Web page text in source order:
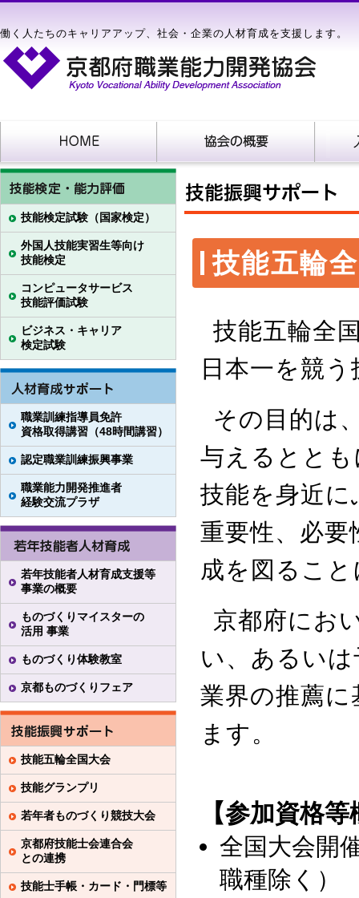
働く人たちのキャリアアップ、社会・企業の人材育成を支援します。
技能五輪
技能五輪全
日本一を競
その目的は
与えるとと
技能を身近
重要性、必要
成を図るこ
京都府にお
い、あるい
業界の推薦に
ます。
【参加資格
全国大会開
職種除く）
技能検定試験（国家検定）
外国人技能実習生等向け
技能検定
コンピュータサービス
技能評価試験
ビジネス・キャリア
検定試験
職業訓練指導員免許
資格取得講習（48時間講習）
認定職業訓練振興事業
職業能力開発推進者
経験交流プラザ
若年技能者人材育成支援等
事業の概要
ものづくりマイスターの
活用 事業
ものづくり体験教室
京都ものづくりフェア
技能五輪全国大会
技能グランプリ
若年者ものづくり競技大会
京都府技能士会連合会
との連携
技能士手帳・カード・門標等